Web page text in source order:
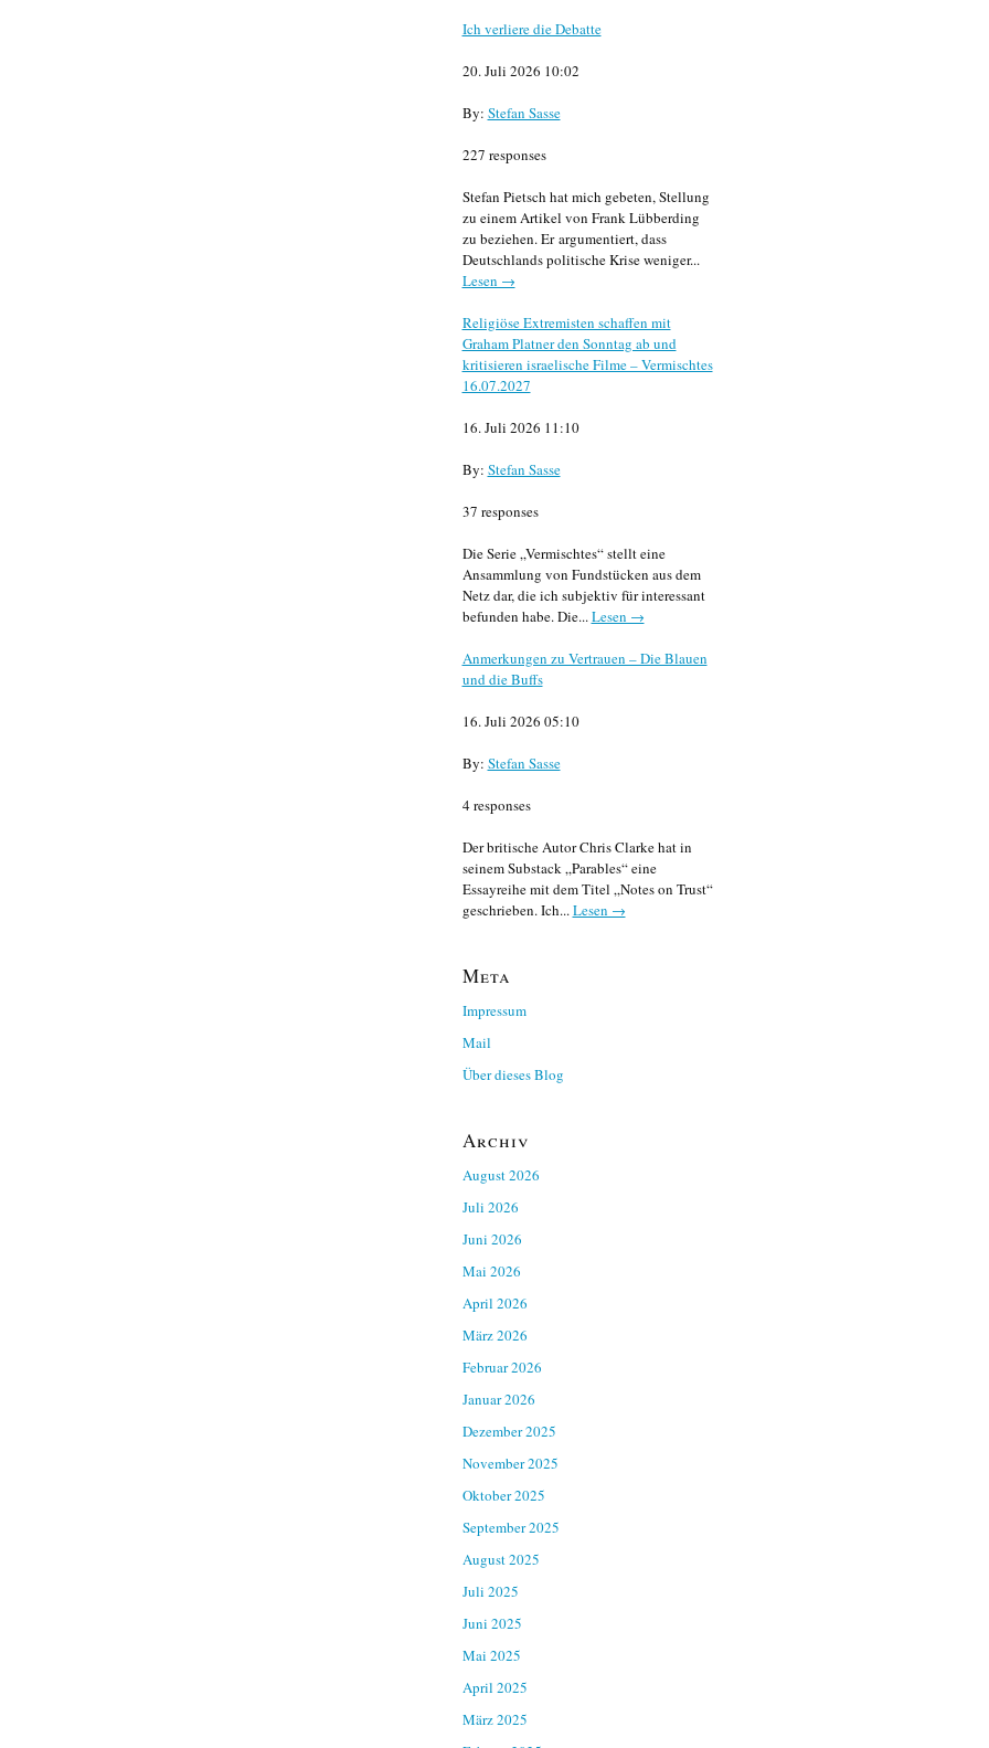
Ich verliere die Debatte
20. Juli 2026 10:02
By: Stefan Sasse
227 responses
Stefan Pietsch hat mich gebeten, Stellung
zu einem Artikel von Frank Lübberding
zu beziehen. Er argumentiert, dass
Deutschlands politische Krise weniger...
Lesen →
Religiöse Extremisten schaffen mit
Graham Platner den Sonntag ab und
kritisieren israelische Filme – Vermischtes
16.07.2027
16. Juli 2026 11:10
By: Stefan Sasse
37 responses
Die Serie „Vermischtes“ stellt eine
Ansammlung von Fundstücken aus dem
Netz dar, die ich subjektiv für interessant
befunden habe. Die...Lesen →
Anmerkungen zu Vertrauen – Die Blauen
und die Buffs
16. Juli 2026 05:10
By: Stefan Sasse
4 responses
Der britische Autor Chris Clarke hat in
seinem Substack „Parables“ eine
Essayreihe mit dem Titel „Notes on Trust“
geschrieben. Ich...Lesen →
Meta
Impressum
Mail
Über dieses Blog
Archiv
August 2026
Juli 2026
Juni 2026
Mai 2026
April 2026
März 2026
Februar 2026
Januar 2026
Dezember 2025
November 2025
Oktober 2025
September 2025
August 2025
Juli 2025
Juni 2025
Mai 2025
April 2025
März 2025